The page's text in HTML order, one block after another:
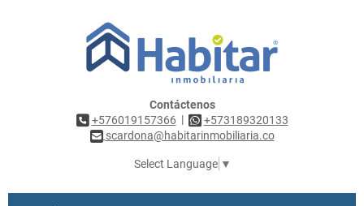
Contáctenos
+576019157366 |
+573189320133
scardona@habitarinmobiliaria.co
Select Language ▼